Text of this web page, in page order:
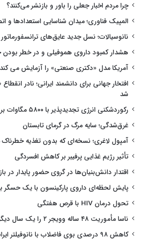
چرا مردم اخبار جعلی را باور و بازنشر می‌کنند؟
المپیک فناوری؛ میدان شناسایی استعدادها و
نانوسیالات؛ نسل جدید عایق‌های ترانسفورماتور
هشدار کمبود داروی هموفیلی و در خطر بودن
آمریکا مدل «دکتری صنعتی» را آزمایش می کند
افتخار جهانی برای دانشمند ایرانی؛ نادر
شد
رکوردشکنی انرژی تجدیدپذیر با ۵۸۰۰ مگاوات برق
غرق‌شدگی؛ سایه مرگ در گرمای تابستان
آمپول لاغری؛ نسخه‌ای که بدون تغذیه
تأثیر رژیم غذایی پرفیبر بر کاهش افسردگی
اقتدار دانش‌بنیان‌ها در گروی حضور پایدار در
پایش لحظه‌ای داروی پارکینسون با یک حسگر
تحول درمان HIV با قرص هفتگی
ناسا مأموریت ۴۸ ساله وویجر ۲ را یک سال دیگر تمدید کرد
کاهش ۹۸ درصدی بوی فاضلاب با نانوفیلتر ایرانی